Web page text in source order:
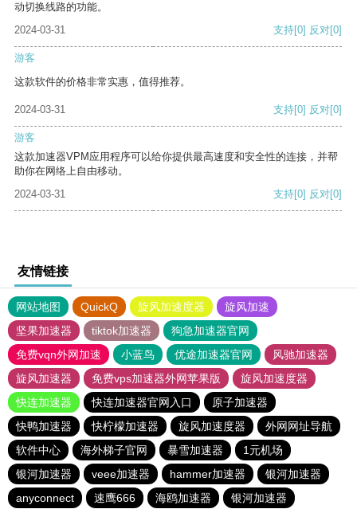
动切换线路的功能。
2024-03-31
支持[0] 反对[0]
游客
这款软件的价格非常实惠，值得推荐。
2024-03-31 支持[0] 反对[0]
游客
这款加速器VPM应用程序可以给你提供最高速度和安全性的连接，并帮
助你在网络上自由移动。
2024-03-31
支持[0] 反对[0]
友情链接
网站地图 QuickQ 旋风加速度器
旋风加速
坚果加速器
tiktok加速器
狗急加速器官网
免费vqn外网加速
小蓝鸟 优途加速器官网
风驰加速器
旋风加速器
免费vps加速器外网苹果版
旋风加速度器
快连加速器
快连加速器官网入口
原子加速器
快鸭加速器
快柠檬加速器 旋风加速度器
外网网址导航
软件中心
海外梯子官网 暴雪加速器
1元机场
银河加速器
veee加速器 hammer加速器
银河加速器
anyconnect
速鹰666 海鸥加速器 银河加速器